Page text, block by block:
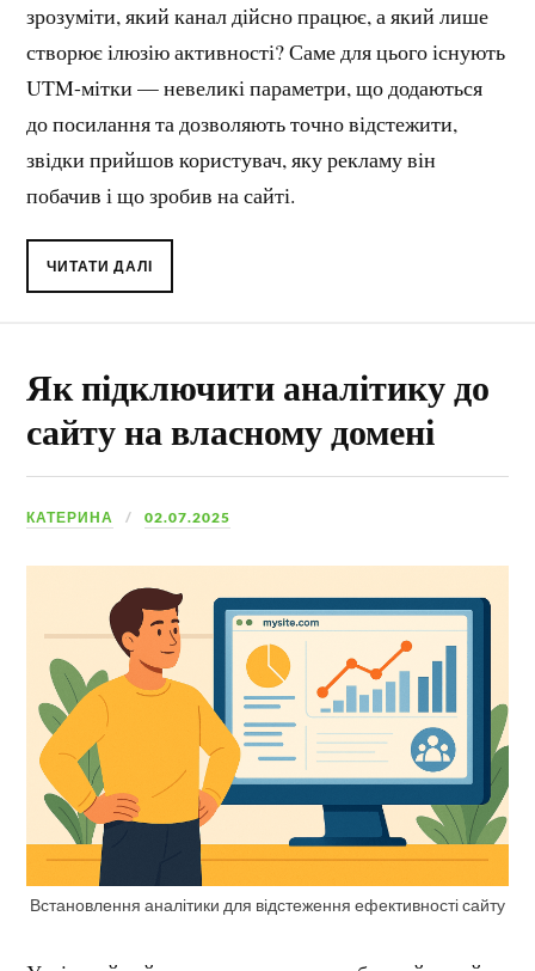
зрозуміти, який канал дійсно працює, а який лише
створює ілюзію активності? Саме для цього існують
UTM-мітки — невеликі параметри, що додаються
до посилання та дозволяють точно відстежити,
звідки прийшов користувач, яку рекламу він
побачив і що зробив на сайті.
ЧИТАТИ ДАЛІ
Як підключити аналітику до
сайту на власному домені
КАТЕРИНА 02.07.2025
Встановлення аналітики для відстеження ефективності сайту